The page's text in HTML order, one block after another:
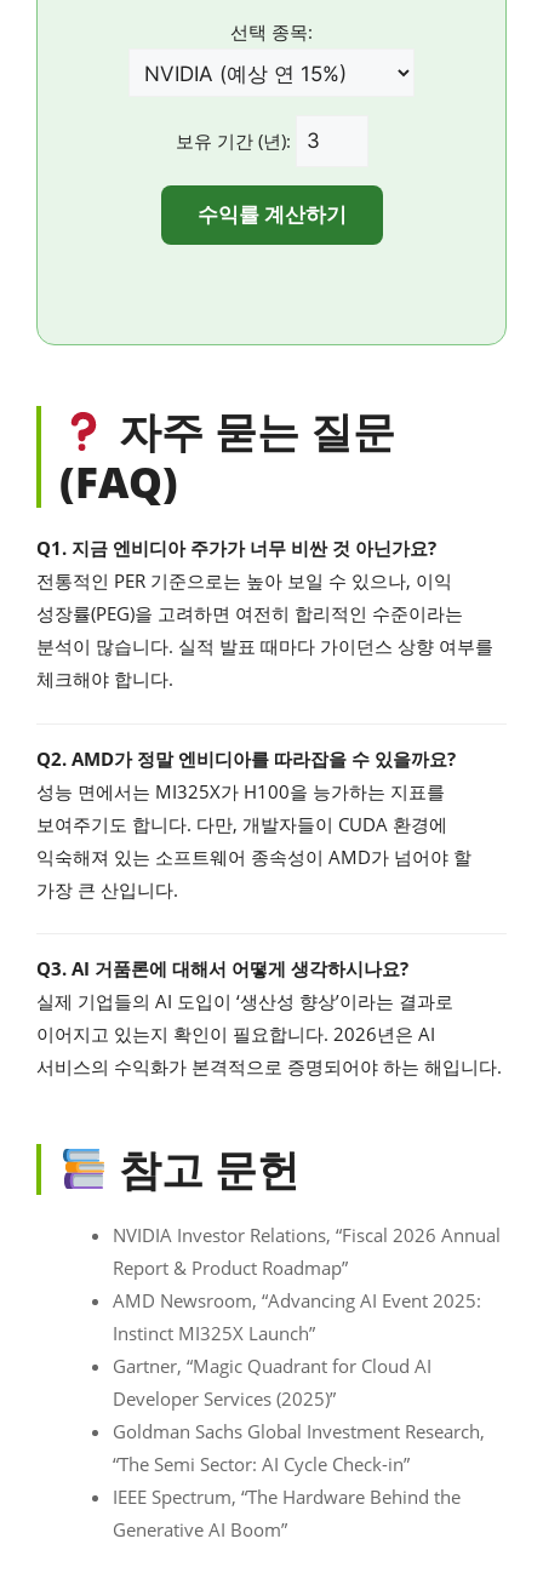
선택 종목:
보유 기간 (년):
수익률 계산하기
자주 묻는 질문
(FAQ)
Q1. 지금 엔비디아 주가가 너무 비싼 것 아닌가요?
전통적인 PER 기준으로는 높아 보일 수 있으나, 이익
성장률(PEG)을 고려하면 여전히 합리적인 수준이라는
분석이 많습니다. 실적 발표 때마다 가이던스 상향 여부를
체크해야 합니다.
Q2. AMD가 정말 엔비디아를 따라잡을 수 있을까요?
성능 면에서는 MI325X가 H100을 능가하는 지표를
보여주기도 합니다. 다만, 개발자들이 CUDA 환경에
익숙해져 있는 소프트웨어 종속성이 AMD가 넘어야 할
가장 큰 산입니다.
Q3. AI 거품론에 대해서 어떻게 생각하시나요?
실제 기업들의 AI 도입이 ‘생산성 향상’이라는 결과로
이어지고 있는지 확인이 필요합니다. 2026년은 AI
서비스의 수익화가 본격적으로 증명되어야 하는 해입니다.
참고 문헌
NVIDIA Investor Relations, “Fiscal 2026 Annual
Report & Product Roadmap”
AMD Newsroom, “Advancing AI Event 2025:
Instinct MI325X Launch”
Gartner, “Magic Quadrant for Cloud AI
Developer Services (2025)”
Goldman Sachs Global Investment Research,
“The Semi Sector: AI Cycle Check-in”
IEEE Spectrum, “The Hardware Behind the
Generative AI Boom”